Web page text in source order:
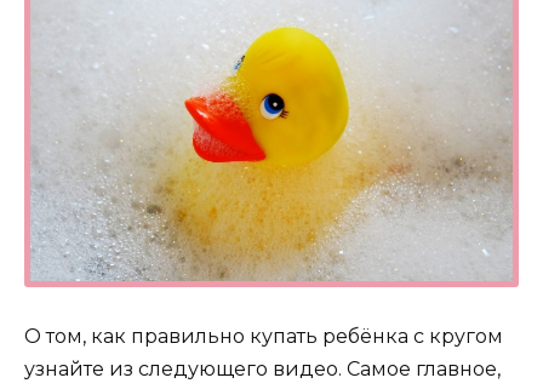
О том, как правильно купать ребёнка с кругом
узнайте из следующего видео. Самое главное,